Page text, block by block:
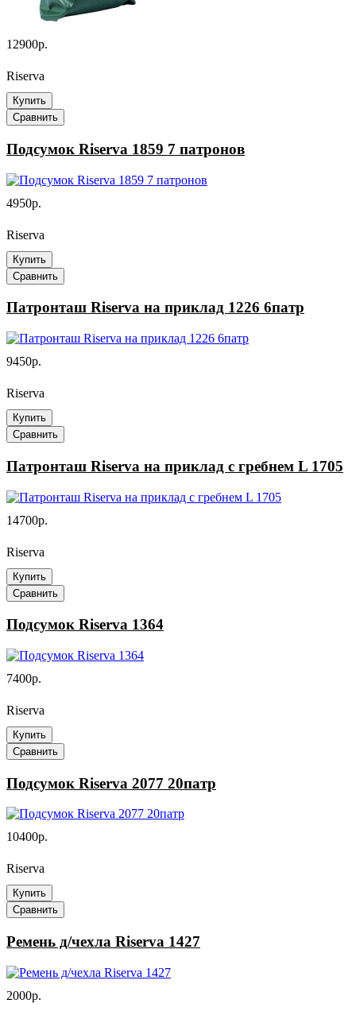
12900р.
Riserva
Купить
Сравнить
Подсумок Riserva 1859 7 патронов
4950р.
Riserva
Купить
Сравнить
Патронташ Riserva на приклад 1226 6патр
9450р.
Riserva
Купить
Сравнить
Патронташ Riserva на приклад с гребнем L 1705
14700р.
Riserva
Купить
Сравнить
Подсумок Riserva 1364
7400р.
Riserva
Купить
Сравнить
Подсумок Riserva 2077 20патр
10400р.
Riserva
Купить
Сравнить
Ремень д/чехла Riserva 1427
2000р.